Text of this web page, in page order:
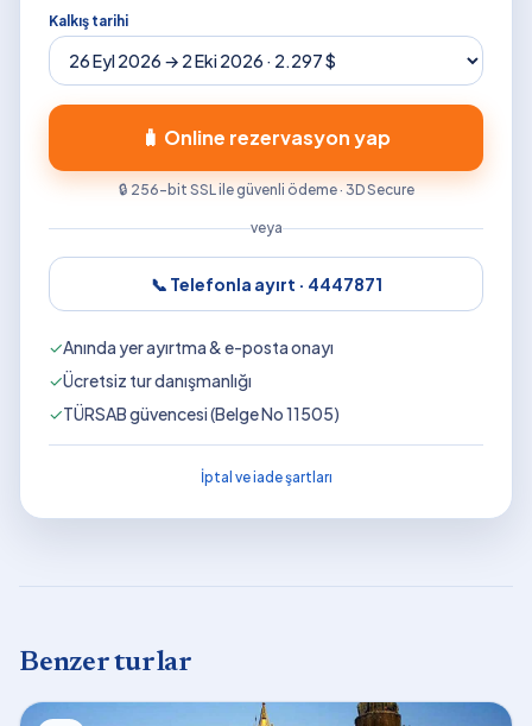
Kalkış tarihi
🧳 Online rezervasyon yap
🔒 256-bit SSL ile güvenli ödeme · 3D Secure
veya
📞 Telefonla ayırt · 4447871
✓Anında yer ayırtma & e-posta onayı
✓Ücretsiz tur danışmanlığı
✓TÜRSAB güvencesi (Belge No 11505)
İptal ve iade şartları
Benzer turlar